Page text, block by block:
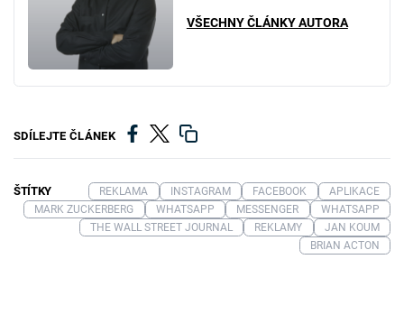
VŠECHNY ČLÁNKY AUTORA
SDÍLEJTE ČLÁNEK
ŠTÍTKY REKLAMA INSTAGRAM FACEBOOK
APLIKACE
MARK ZUCKERBERG
WHATSAPP MESSENGER
WHATSAPP
THE WALL STREET JOURNAL
REKLAMY
JAN KOUM
BRIAN ACTON